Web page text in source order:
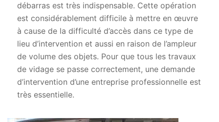
débarras est très indispensable. Cette opération
est considérablement difficile à mettre en œuvre
à cause de la difficulté d’accès dans ce type de
lieu d’intervention et aussi en raison de l’ampleur
de volume des objets. Pour que tous les travaux
de vidage se passe correctement, une demande
d’intervention d’une entreprise professionnelle est
très essentielle.